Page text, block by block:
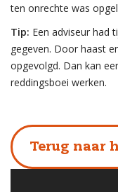
ten onrechte was
Tip: Een adviseur had
gegeven. Door haast
opgevolgd. Dan kan
reddingsboei werken.
Terug naar